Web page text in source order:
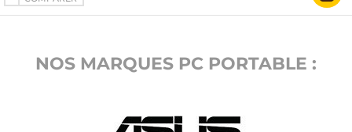
NOS MARQUES PC PORTABLE :